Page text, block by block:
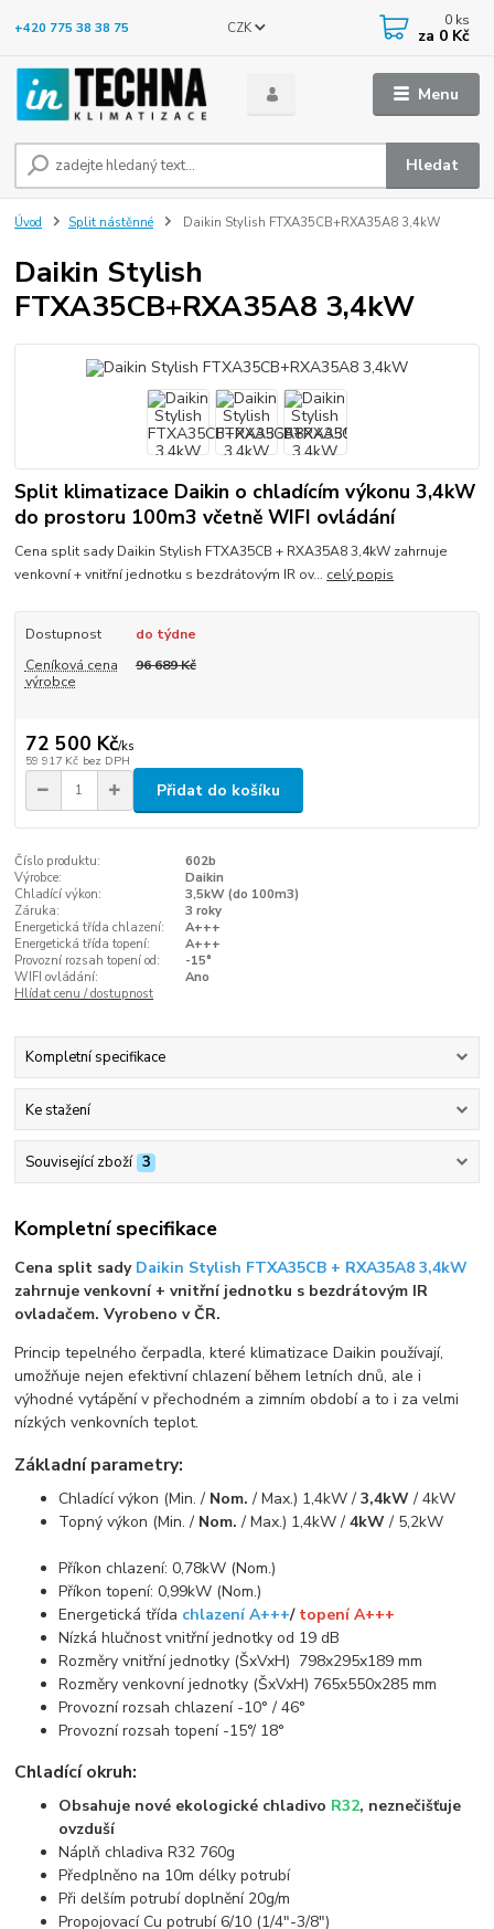
Menu
CZK
Hledat
+420 775 38 38 75 0 ks
za 0 Kč
Úvod Split nástěnné Daikin Stylish FTXA35CB+RXA35A8 3,4kW
Daikin Stylish
FTXA35CB+RXA35A8 3,4kW
Split klimatizace Daikin o chladícím výkonu 3,4kW
do prostoru 100m3 včetně WIFI ovládání
Cena split sady Daikin Stylish FTXA35CB + RXA35A8 3,4kW zahrnuje
venkovní + vnitřní jednotku s bezdrátovým IR ov... celý popis
Dostupnost
do týdne
Ceníková cena
výrobce
96 689 Kč
72 500 Kč/ks
59 917 Kč bez DPH
Přidat do košíku
Číslo produktu:
602b
Výrobce:
Daikin
Chladící výkon:
3,5kW (do 100m3)
Záruka:
3 roky
Energetická třída chlazení:
A+++
Energetická třída topení:
A+++
Provozní rozsah topení od:
-15°
WIFI ovládání:
Ano
Hlídat cenu / dostupnost
Kompletní specifikace
Ke stažení
Související zboží 3
Kompletní specifikace
Cena split sady Daikin Stylish FTXA35CB + RXA35A8 3,4kW
zahrnuje venkovní + vnitřní jednotku s bezdrátovým IR
ovladačem. Vyrobeno v ČR.
Princip tepelného čerpadla, které klimatizace Daikin používají,
umožňuje nejen efektivní chlazení během letních dnů, ale i
výhodné vytápění v přechodném a zimním období a to i za velmi
nízkých venkovních teplot.
Základní parametry:
Chladící výkon (Min. / Nom. / Max.) 1,4kW /3,4kW / 4kW
Topný výkon (Min. / Nom. / Max.) 1,4kW /4kW / 5,2kW
Příkon chlazení: 0,78kW (Nom.)
Příkon topení: 0,99kW (Nom.)
Energetická třída chlazení A+++/ topení A+++
Nízká hlučnost vnitřní jednotky od 19 dB
Rozměry vnitřní jednotky (ŠxVxH) 798x295x189 mm
Rozměry venkovní jednotky (ŠxVxH) 765x550x285 mm
Provozní rozsah chlazení -10° / 46°
Provozní rozsah topení -15°/ 18°
Chladící okruh:
Obsahuje nové ekologické chladivo R32, neznečišťuje
ovzduší
Náplň chladiva R32 760g
Předplněno na 10m délky potrubí
Při delším potrubí doplnění 20g/m
Propojovací Cu potrubí 6/10 (1/4"-3/8")